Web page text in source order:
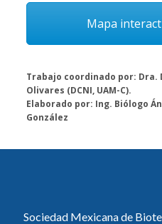
Mapa
Trabajo coordinado por: Dra.
Olivares (DCNI, UAM-C).
Elaborado por: Ing. Biólogo
González
Sociedad Mexicana de